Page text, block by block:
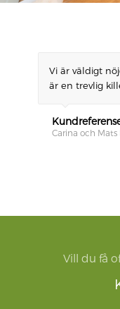
Vi är väldigt
är en trevlig
Carina och Mats
”Tack, vi är
pålitlighet och
Maria Westman-
Vill du få